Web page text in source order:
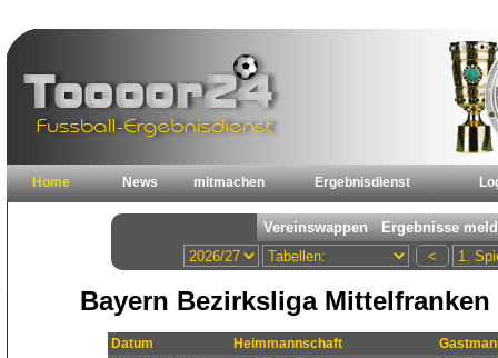
Home News mitmachen Ergebnisdienst
Bayern Bezirksliga Mittelfranken
Datum Heimmannschaft